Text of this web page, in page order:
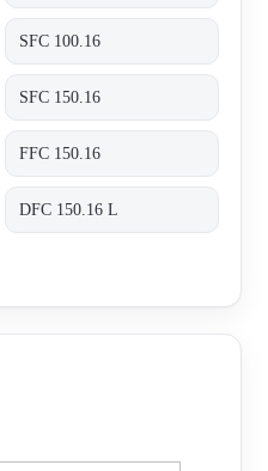
SFC 100.16
SFC 150.16
FFC 150.16
DFC 150.16 L